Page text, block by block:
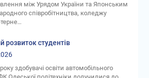
між Урядом України та Японським
співробітництва, коледжу
розвиток студентів
здобувачі освіти автомобільного